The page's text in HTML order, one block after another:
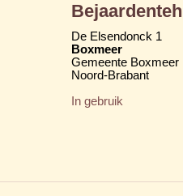
De Elsendonck 1
Boxmeer
Gemeente Boxmeer
Noord-Brabant
In gebruik